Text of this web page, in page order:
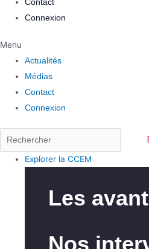
Connexion
Menu
Actualités
Médias
Contact
Connexion
Explorer la CCEM
Les
Nos